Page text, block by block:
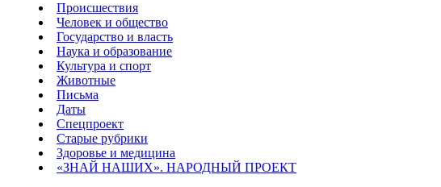
Происшествия
Человек и общество
Государство и власть
Наука и образование
Культура и спорт
Животные
Письма
Даты
Спецпроект
Старые рубрики
Здоровье и медицина
«ЗНАЙ НАШИХ». НАРОДНЫЙ ПРОЕКТ